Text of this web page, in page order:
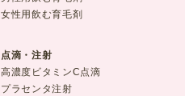
女性用飲む育毛剤
点滴・注射
高濃度ビタミンC点滴
プラセンタ注射